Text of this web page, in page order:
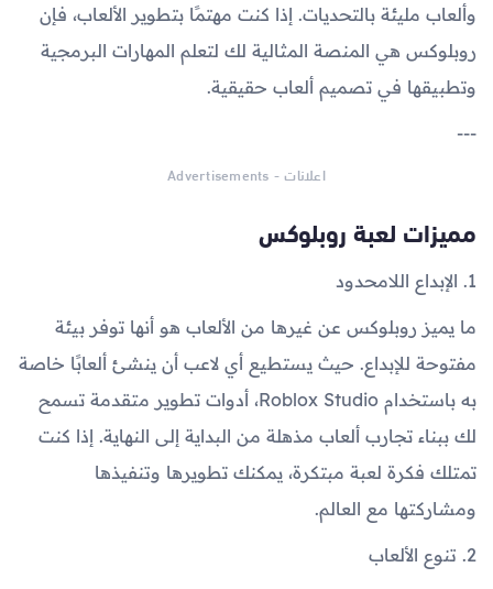
وألعاب مليئة بالتحديات. إذا كنت مهتمًا بتطوير الألعاب، فإن
روبلوكس هي المنصة المثالية لك لتعلم المهارات البرمجية
وتطبيقها في تصميم ألعاب حقيقية.
---
اعلانات - Advertisements
مميزات لعبة روبلوكس
1. الإبداع اللامحدود
ما يميز روبلوكس عن غيرها من الألعاب هو أنها توفر بيئة
مفتوحة للإبداع. حيث يستطيع أي لاعب أن ينشئ ألعابًا خاصة
به باستخدام Roblox Studio، أدوات تطوير متقدمة تسمح
لك ببناء تجارب ألعاب مذهلة من البداية إلى النهاية. إذا كنت
تمتلك فكرة لعبة مبتكرة، يمكنك تطويرها وتنفيذها
ومشاركتها مع العالم.
2. تنوع الألعاب